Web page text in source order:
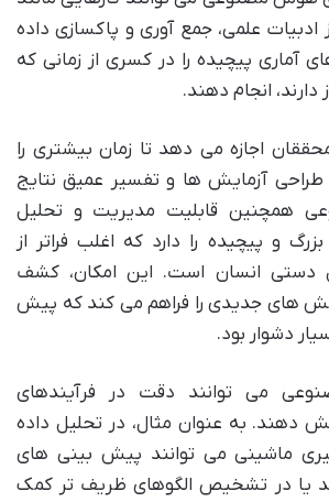
علمی، جمع آوری و پاکسازی داده
آماری پیچیده را در کسری از زمانی که
انجام دهند.
اجازه می دهد تا زمان بیشتری را
طراحی آزمایش ها و تفسیر عمیق نتایج
همچنین قابلیت مدیریت و تحلیل
و پیچیده را دارد که اغلب فراتر از
دستی انسان است. این امکان، کشف
های جدیدی را فراهم می کند که پیش
دشوار بود.
می توانند دقت در فرآیندهای
دهند. به عنوان مثال، در تحلیل داده
ماشینی می توانند پیش بینی های
یا در تشخیص الگوهای ظریف تر کمک